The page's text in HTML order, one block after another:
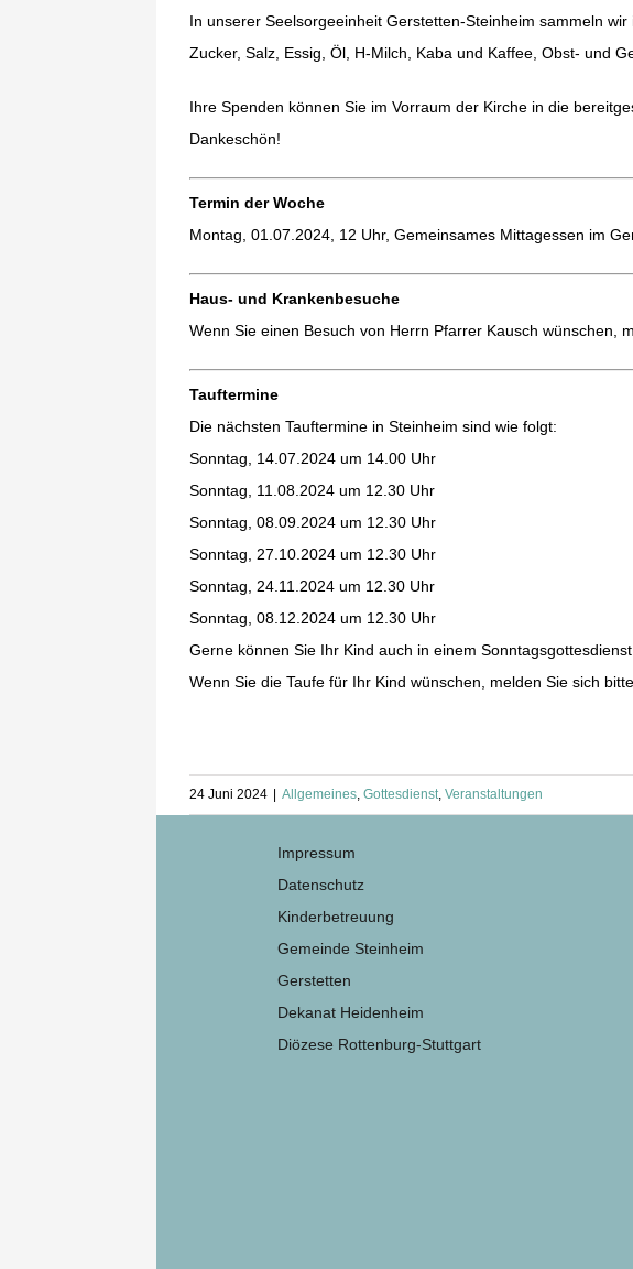
In unserer Seelsorgeeinheit Gerstetten-Steinheim sammeln
Zucker, Salz, Essig, Öl, H-Milch, Kaba und Kaffee, Obst- und
Ihre Spenden können Sie im Vorraum der Kirche in die
Dankeschön!
Termin der Woche
Montag, 01.07.2024, 12 Uhr, Gemeinsames Mittagessen im
Haus- und Krankenbesuche
Wenn Sie einen Besuch von Herrn Pfarrer Kausch wünschen,
Tauftermine
Die nächsten Tauftermine in Steinheim sind wie folgt:
Sonntag, 14.07.2024 um 14.00 Uhr
Sonntag, 11.08.2024 um 12.30 Uhr
Sonntag, 08.09.2024 um 12.30 Uhr
Sonntag, 27.10.2024 um 12.30 Uhr
Sonntag, 24.11.2024 um 12.30 Uhr
Sonntag, 08.12.2024 um 12.30 Uhr
Gerne können Sie Ihr Kind auch in einem
Wenn Sie die Taufe für Ihr Kind wünschen, melden Sie sich
24 Juni 2024 Allgemeines, Gottesdienst, Veranstaltungen
Impressum
Datenschutz
Kinderbetreuung
Gemeinde Steinheim
Gerstetten
Dekanat Heidenheim
Diözese Rottenburg-Stuttgart